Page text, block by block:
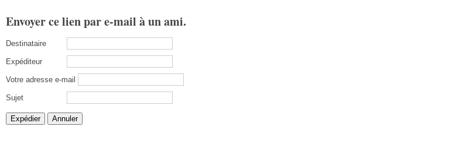
Envoyer ce lien par e-mail à un ami.
Destinataire
Expéditeur
Votre adresse e-mail
Sujet
Expédier Annuler